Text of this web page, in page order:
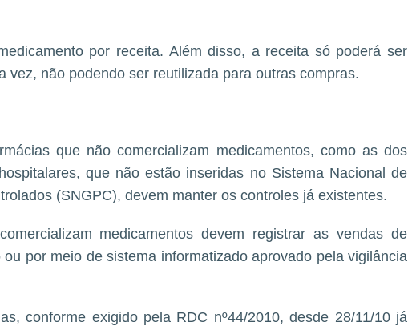
por receita. Além disso, a receita só poderá ser
vez, não podendo ser reutilizada para outras compras.
que não comercializam medicamentos, como as dos
que não estão inseridas no Sistema Nacional de
(SNGPC), devem manter os controles já existentes.
medicamentos devem registrar as vendas de
por meio de sistema informatizado aprovado pela vigilância
conforme exigido pela RDC nº44/2010, desde 28/11/10 já